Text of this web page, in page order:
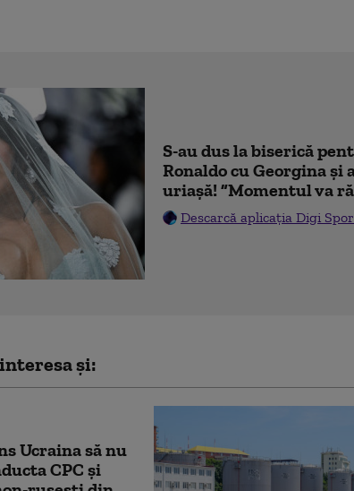
S-au dus la biserică
Ronaldo cu Georgina și
uriașă! ”Momentul va
Descarcă aplicația Digi
și:
Ucraina să nu
CPC şi